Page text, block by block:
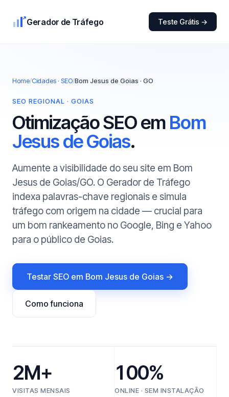
Gerador de Tráfego Teste Grátis →
Home/Cidades · SEO/Bom Jesus de Goias · GO
SEO REGIONAL · GOIAS
Otimização SEO em Bom
Jesus de Goias.
Aumente a visibilidade do seu site em Bom
Jesus de Goias/GO. O Gerador de Tráfego
indexa palavras-chave regionais e simula
tráfego com origem na cidade — crucial para
um bom rankeamento no Google, Bing e Yahoo
para o público de Goias.
Testar SEO em Bom Jesus de Goias →
Como funciona
2M+
VISITAS MENSAIS
100%
ONLINE · SEM INSTALAÇÃO